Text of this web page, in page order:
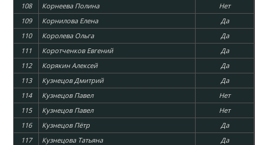
108
Корнеева Полина
Нет
109
Корнилова Елена
Да
110
Королева Ольга
Да
111
Коротченков Евгений
Да
112
Корякин Алексей
Да
113
Кузнецов Дмитрий
Да
114
Кузнецов Павел
Нет
115
Кузнецов Павел
Нет
116
Кузнецов Пётр
Да
117
Кузнецова Татьяна
Да